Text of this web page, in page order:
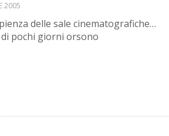
2005
delle sale cinematografiche…
pochi giorni orsono